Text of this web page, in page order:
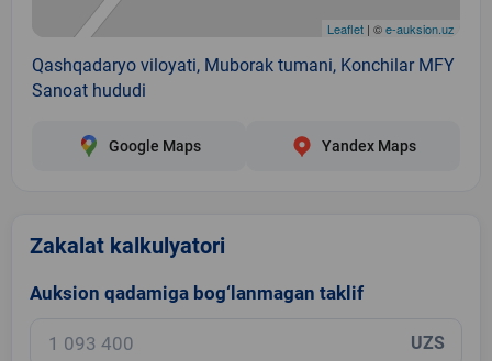
Leaflet | ©e-auksion.uz
Qashqadaryo viloyati, Muborak tumani, Konchilar MFY
Sanoat hududi
Google Maps Yandex Maps
Zakalat kalkulyatori
Auksion qadamiga bog‘lanmagan taklif
UZS